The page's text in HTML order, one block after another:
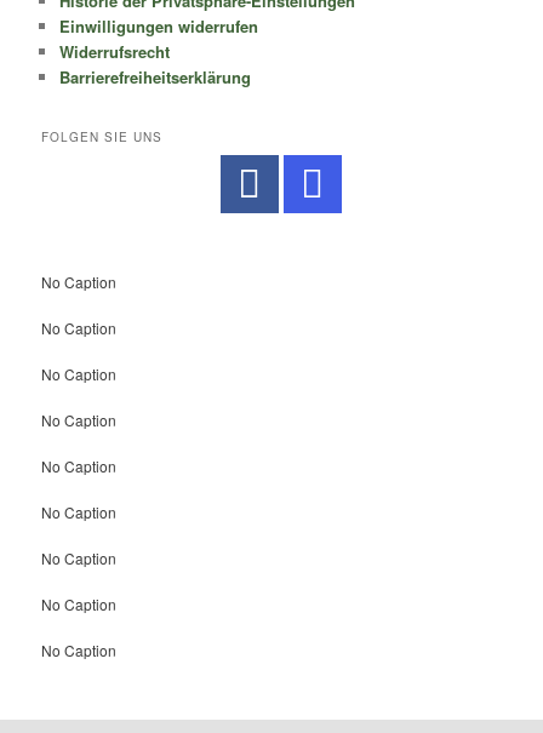
Einwilligungen widerrufen
Widerrufsrecht
Barrierefreiheitserklärung
FOLGEN SIE UNS
No Caption
No Caption
No Caption
No Caption
No Caption
No Caption
No Caption
No Caption
No Caption